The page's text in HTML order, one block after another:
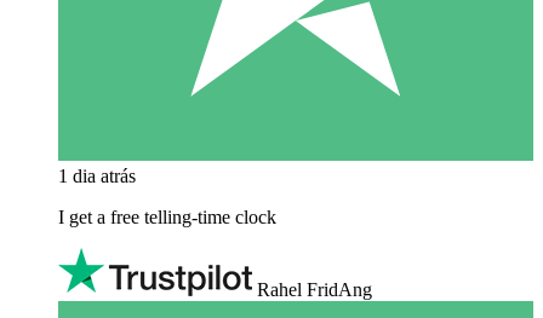
1 dia atrás
I get a free telling-time clock
Rahel FridAng